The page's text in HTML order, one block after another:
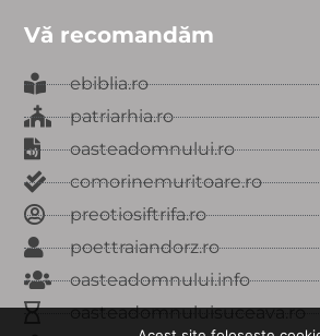
Vă recomandăm
ebiblia.ro
patriarhia.ro
oasteadomnului.ro
comorinemuritoare.ro
preotiosiftrifa.ro
poettraiandorz.ro
oasteadomnului.info
oasteadomnuluisuceava.ro